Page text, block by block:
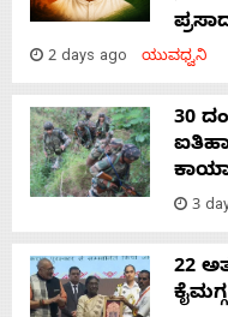
2 days ago ಯುವಧ್ವನಿ
30
3
22